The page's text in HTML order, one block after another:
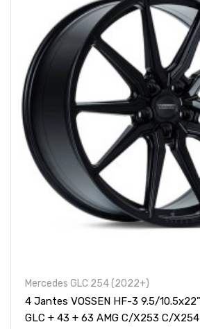
Mercedes GLC 254 (2022+)
4 Jantes VOSSEN HF-3 9.5/
GLC + 43 + 63 AMG C/X253 C/X254